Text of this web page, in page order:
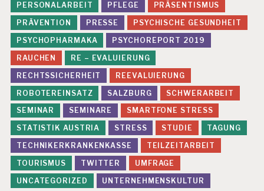
PERSONALARBEIT
PFLEGE
PRÄSENTISMUS
PRÄVENTION
PRESSE
PSYCHISCHE GESUNDHEIT
PSYCHOPHARMAKA
PSYCHOREPORT 2019
RAUCHEN
RE – EVALUIERUNG
RECHTSSICHERHEIT
REEVALUIERUNG
ROBOTEREINSATZ
SALZBURG
SCHWERARBEIT
SEMINAR
SEMINARE
SMARTFONE STRESS
STATISTIK AUSTRIA
STRESS STUDIE
TAGUNG
TECHNIKERKRANKENKASSE
TEILZEITARBEIT
TOURISMUS
TWITTER
UMFRAGE
UNCATEGORIZED
UNTERNEHMENSKULTUR